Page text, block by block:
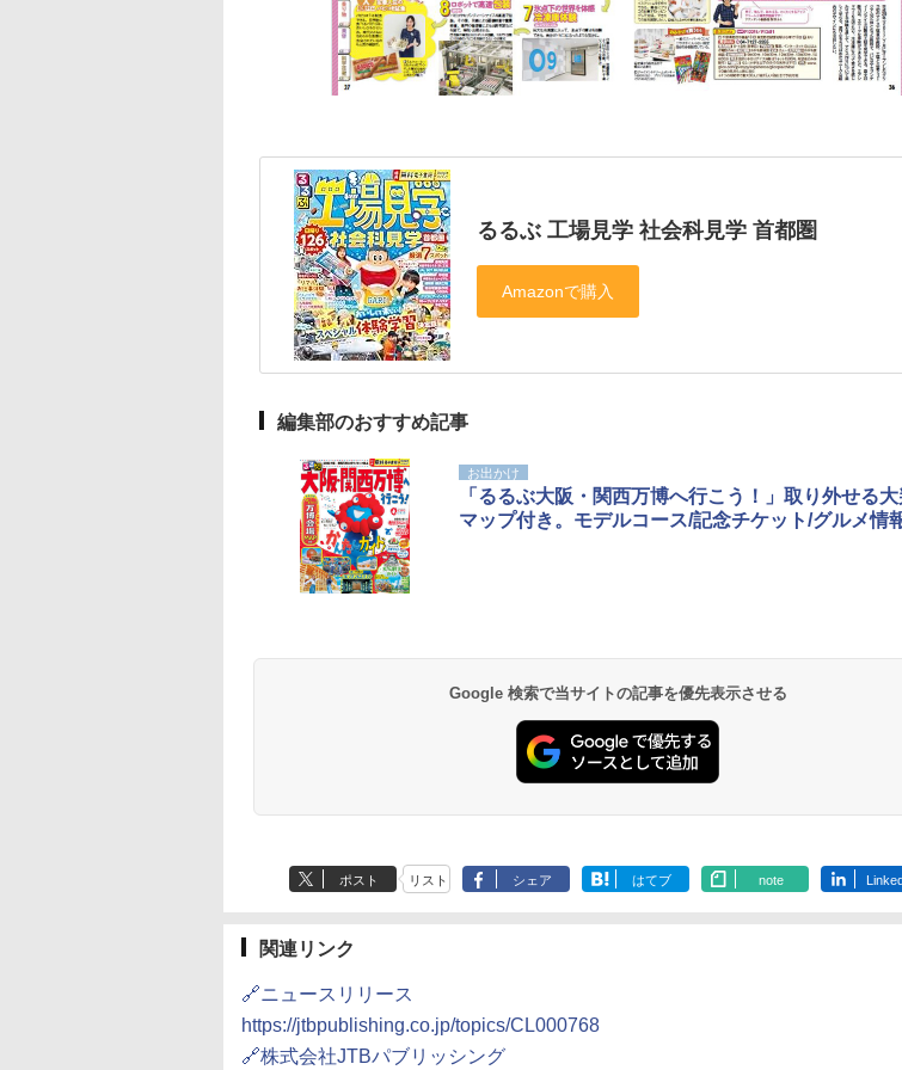
るるぶ 工場見学 社会科見学 首都圏
編集部のおすすめ記事
お出かけ
「るるぶ大阪・関西万博へ行こう！」取り外せる
マップ付き。モデルコース/記念チケット/グルメ情
Google 検索で当サイトの記事を優先表示させる
ポスト リスト シェア はてブ note
関連リンク
🔗ニュースリリース
https://jtbpublishing.co.jp/topics/CL000768
🔗株式会社JTBパブリッシング